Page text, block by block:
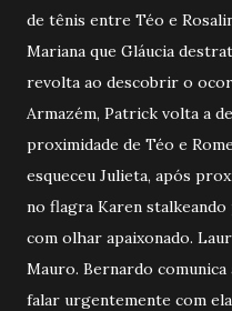
de tênis entre Téo e
Mariana que Gláucia
revolta ao descobrir o
Armazém, Patrick volta a
proximidade de Téo e
esqueceu Julieta, após
no flagra Karen
com olhar apaixonado.
Mauro. Bernardo comunica
falar urgentemente com